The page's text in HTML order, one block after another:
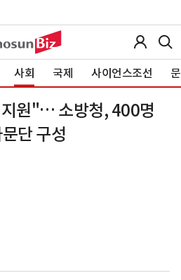
사회 국제 사이언스조선
원"… 소방청, 400명
단 구성